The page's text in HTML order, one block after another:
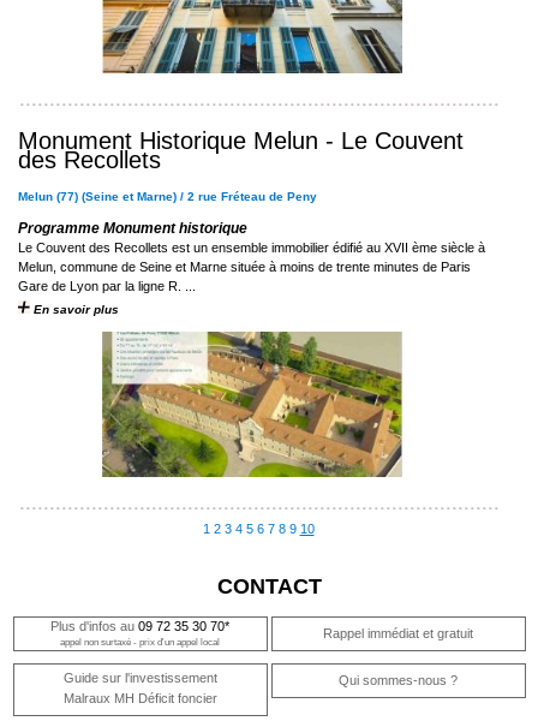
Monument Historique Melun - Le Couvent
des Recollets
Melun (77) (Seine et Marne) / 2 rue Fréteau de Peny
Programme Monument historique
Le Couvent des Recollets est un ensemble immobilier édifié au XVII ème siècle à
Melun, commune de Seine et Marne située à moins de trente minutes de Paris
Gare de Lyon par la ligne R. ...
En savoir plus
1 2 3 4 5 6 7 8 9 10
CONTACT
Plus d'infos au 09 72 35 30 70*
appel non surtaxé - prix d'un appel local
Rappel immédiat et gratuit
Guide sur l'investissement
Malraux MH Déficit foncier
Qui sommes-nous ?